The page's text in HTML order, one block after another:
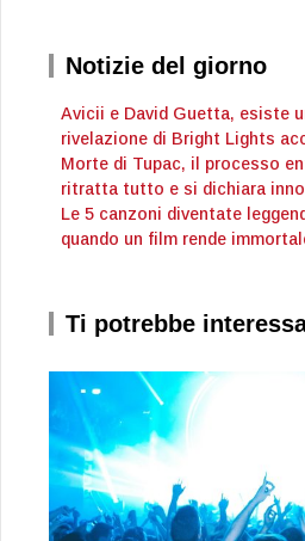
Notizie del giorno
Avicii e David Guetta, esiste
rivelazione di Bright Lights
Morte di Tupac, il processo
ritratta tutto e si dichiara
Le 5 canzoni diventate
quando un film rende
Ti potrebbe